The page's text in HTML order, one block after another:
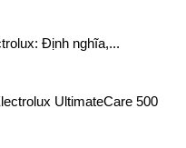
Định nghĩa,...
UltimateCare 500